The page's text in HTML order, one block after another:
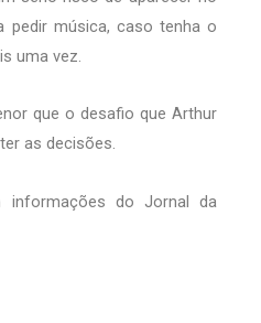
pedir música, caso tenha o
uma vez.
que o desafio que Arthur
as decisões.
informações do Jornal da